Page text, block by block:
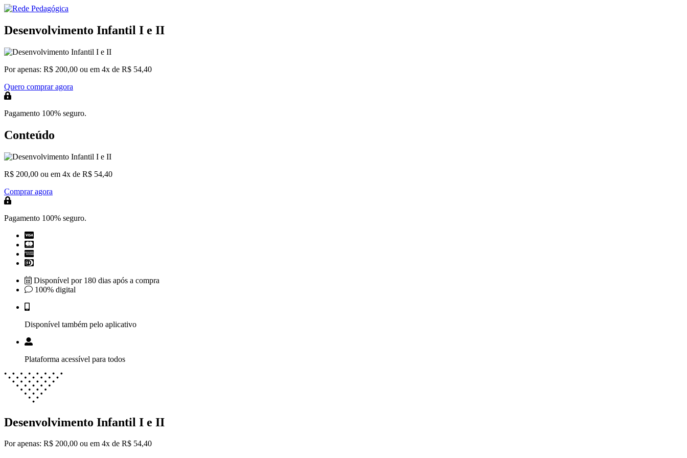
Desenvolvimento Infantil I e II
Por apenas: R$ 200,00 ou em 4x de R$ 54,40
Quero comprar agora
Pagamento 100% seguro.
Conteúdo
R$ 200,00 ou em 4x de R$ 54,40
Comprar agora
Pagamento 100% seguro.
Disponível por 180 dias após a compra
100% digital
Disponível também pelo aplicativo
Plataforma acessível para todos
Desenvolvimento Infantil I e II
Por apenas: R$ 200,00 ou em 4x de R$ 54,40